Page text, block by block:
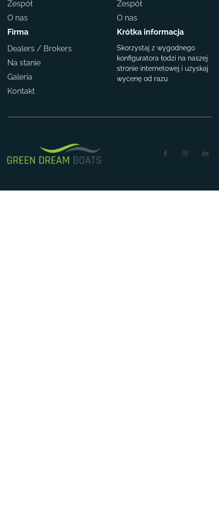
Zespół
O nas
Zespół
O nas
Firma
Dealers / Brokers
Na stanie
Galeria
Kontakt
Krótka informacja
Skorzystaj z wygodnego
konfiguratora łodzi na naszej
stronie internetowej i uzyskaj
wycenę od razu